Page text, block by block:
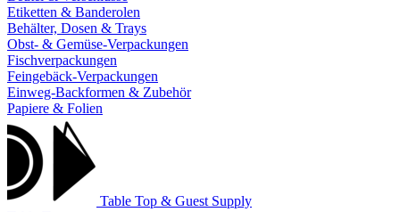
Etiketten & Banderolen
Behälter, Dosen & Trays
Obst- & Gemüse-Verpackungen
Fischverpackungen
Feingebäck-Verpackungen
Einweg-Backformen & Zubehör
Papiere & Folien
Table Top & Guest Supply